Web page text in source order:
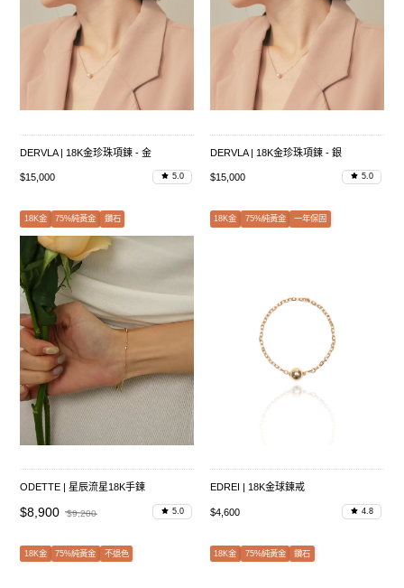
DERVLA | 18K金珍珠項鍊 - 金
$15,000 5.0
DERVLA | 18K金珍珠項鍊 - 銀
$15,000 5.0
18K金 75%純黃金 鑽石
ODETTE | 星辰流星18K手鍊
$8,900 $9,200 5.0
18K金 75%純黃金 一年保固
EDREI | 18K金球鍊戒
$4,600 4.8
18K金 75%純黃金 不退色 18K金 75%純黃金 鑽石